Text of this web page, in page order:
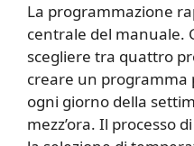
La programmazione
centrale del manuale.
scegliere tra quattro
creare un programma
ogni giorno della
mezz’ora. Il processo